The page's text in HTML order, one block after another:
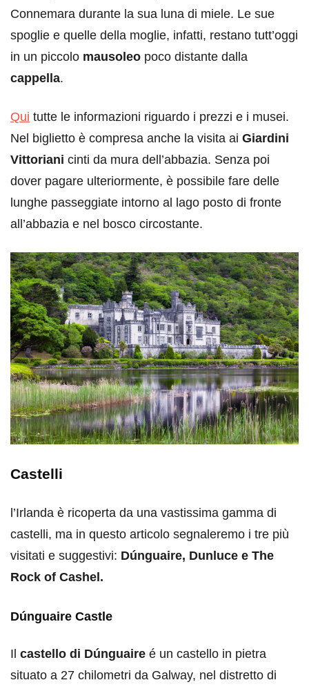
Connemara durante la sua luna di miele. Le sue
spoglie e quelle della moglie, infatti, restano tutt’oggi
in un piccolo mausoleo poco distante dalla
cappella.
Qui tutte le informazioni riguardo i prezzi e i musei.
Nel biglietto è compresa anche la visita ai Giardini
Vittoriani cinti da mura dell’abbazia. Senza poi
dover pagare ulteriormente, è possibile fare delle
lunghe passeggiate intorno al lago posto di fronte
all’abbazia e nel bosco circostante.
Castelli
l’Irlanda è ricoperta da una vastissima gamma di
castelli, ma in questo articolo segnaleremo i tre più
visitati e suggestivi: Dúnguaire, Dunluce e The
Rock of Cashel.
Dúnguaire Castle
Il castello di Dúnguaire é un castello in pietra
situato a 27 chilometri da Galway, nel distretto di